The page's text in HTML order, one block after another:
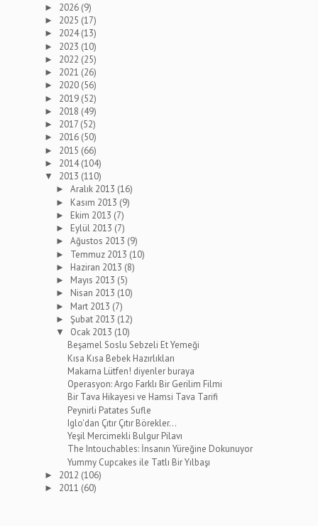
► 2026 (9)
► 2025 (17)
► 2024(13)
► 2023 (10)
► 2022 (25)
► 2021 (26)
► 2020 (56)
► 2019 (52)
► 2018 (49)
► 2017 (52)
► 2016 (50)
► 2015 (66)
► 2014(104)
▼ 2013 (110)
►Aralık 2013 (16)
► Kasım 2013 (9)
► Ekim 2013 (7)
► Eylül 2013 (7)
►Ağustos 2013 (9)
► Temmuz 2013 (10)
► Haziran 2013 (8)
► Mayıs 2013 (5)
► Nisan 2013 (10)
► Mart 2013 (7)
► Şubat 2013 (12)
▼ Ocak 2013 (10)
Beşamel Soslu Sebzeli Et Yemeği
Kısa Kısa Bebek Hazırlıkları
Makarna Lütfen! diyenler buraya
Operasyon: Argo Farklı Bir Gerilim Filmi
Bir Tava Hikayesi ve Hamsi Tava Tarifi
Peynirli Patates Sufle
Iglo'dan Çıtır Çıtır Börekler...
Yeşil Mercimekli Bulgur Pilavı
The Intouchables: İnsanın Yüreğine Dokunuyor
Yummy Cupcakes ile Tatlı Bir Yılbaşı
► 2012 (106)
► 2011 (60)